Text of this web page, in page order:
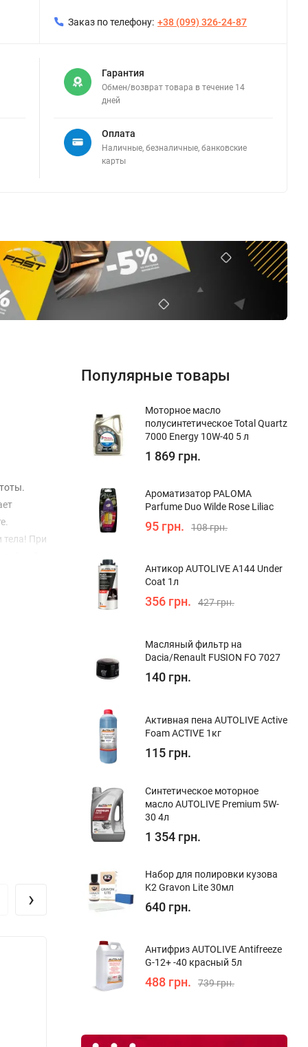
Заказ по телефону: +38 (099) 326-24-87
Гарантия
Обмен/возврат товара в течение 14
дней
Оплата
Наличные, безналичные, банковские
карты
тела! При
›
Популярные товары
Моторное масло
полусинтетическое Total Quartz
7000 Energy 10W-40 5 л
1 869 грн.
Ароматизатор PALOMA
Parfume Duo Wilde Rose Liliac
95 грн. 108 грн.
Антикор AUTOLIVE A144 Under
Coat 1л
356 грн. 427 грн.
Масляный фильтр на
Dacia/Renault FUSION FO 7027
140 грн.
Активная пена AUTOLIVE Active
Foam ACTIVE 1кг
115 грн.
Синтетическое моторное
масло AUTOLIVE Premium 5W-
30 4л
1 354 грн.
Набор для полировки кузова
K2 Gravon Lite 30мл
640 грн.
Антифриз AUTOLIVE Antifreeze
G-12+ -40 красный 5л
488 грн. 739 грн.